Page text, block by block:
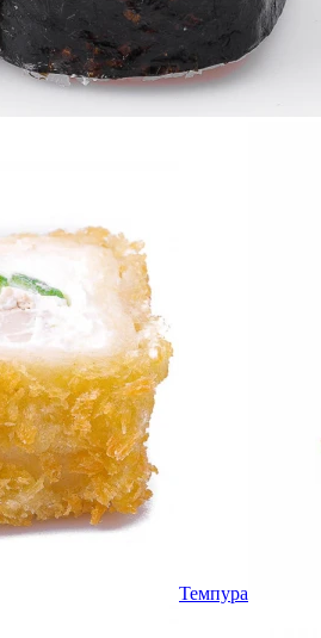
Темпура